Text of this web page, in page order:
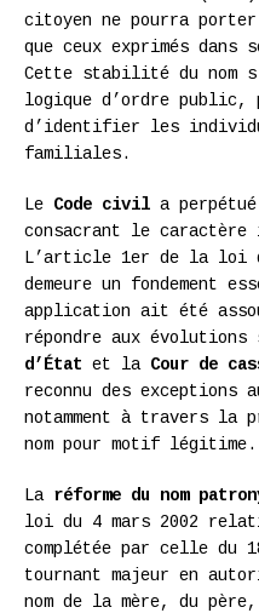
citoyen ne pourra porter
que ceux exprimés dans
Cette stabilité du nom
logique d’ordre public,
d’identifier les
familiales.
Le Code civil a
consacrant le caractère
L’article 1er de la loi
demeure un fondement
application ait été
répondre aux
d’État et la Cour de
reconnu des exceptions
notamment à travers la
nom pour motif légitime.
La réforme du nom
loi du 4 mars 2002
complétée par celle du
tournant majeur en
nom de la mère, du